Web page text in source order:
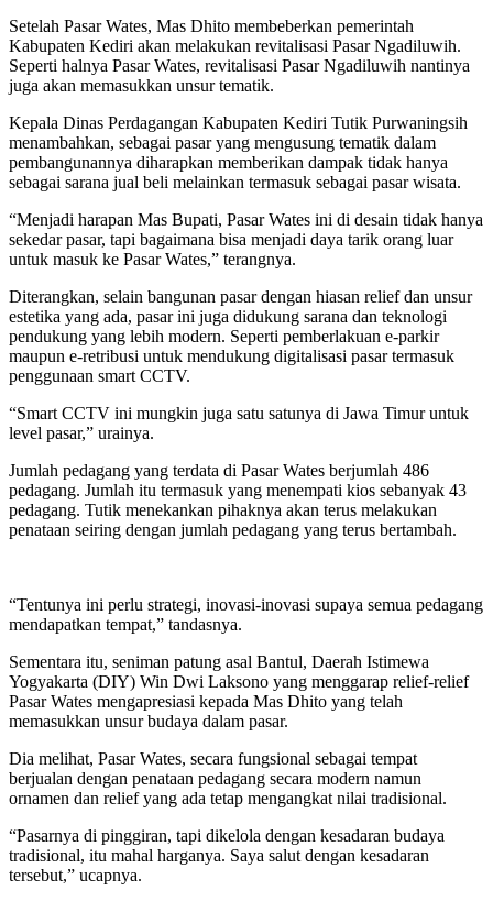
Setelah Pasar Wates, Mas Dhito membeberkan pemerintah
Kabupaten Kediri akan melakukan revitalisasi Pasar Ngadiluwih.
Seperti halnya Pasar Wates, revitalisasi Pasar Ngadiluwih nantinya
juga akan memasukkan unsur tematik.
Kepala Dinas Perdagangan Kabupaten Kediri Tutik Purwaningsih
menambahkan, sebagai pasar yang mengusung tematik dalam
pembangunannya diharapkan memberikan dampak tidak hanya
sebagai sarana jual beli melainkan termasuk sebagai pasar wisata.
“Menjadi harapan Mas Bupati, Pasar Wates ini di desain tidak hanya
sekedar pasar, tapi bagaimana bisa menjadi daya tarik orang luar
untuk masuk ke Pasar Wates,” terangnya.
Diterangkan, selain bangunan pasar dengan hiasan relief dan unsur
estetika yang ada, pasar ini juga didukung sarana dan teknologi
pendukung yang lebih modern. Seperti pemberlakuan e-parkir
maupun e-retribusi untuk mendukung digitalisasi pasar termasuk
penggunaan smart CCTV.
“Smart CCTV ini mungkin juga satu satunya di Jawa Timur untuk
level pasar,” urainya.
Jumlah pedagang yang terdata di Pasar Wates berjumlah 486
pedagang. Jumlah itu termasuk yang menempati kios sebanyak 43
pedagang. Tutik menekankan pihaknya akan terus melakukan
penataan seiring dengan jumlah pedagang yang terus bertambah.
“Tentunya ini perlu strategi, inovasi-inovasi supaya semua pedagang
mendapatkan tempat,” tandasnya.
Sementara itu, seniman patung asal Bantul, Daerah Istimewa
Yogyakarta (DIY) Win Dwi Laksono yang menggarap relief-relief
Pasar Wates mengapresiasi kepada Mas Dhito yang telah
memasukkan unsur budaya dalam pasar.
Dia melihat, Pasar Wates, secara fungsional sebagai tempat
berjualan dengan penataan pedagang secara modern namun
ornamen dan relief yang ada tetap mengangkat nilai tradisional.
“Pasarnya di pinggiran, tapi dikelola dengan kesadaran budaya
tradisional, itu mahal harganya. Saya salut dengan kesadaran
tersebut,” ucapnya.